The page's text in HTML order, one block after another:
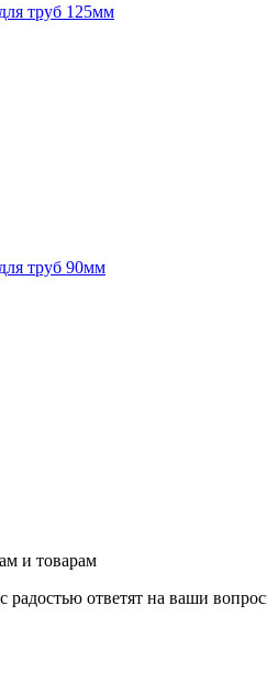
труб 125мм
труб 90мм
и товарам
ответят на ваши